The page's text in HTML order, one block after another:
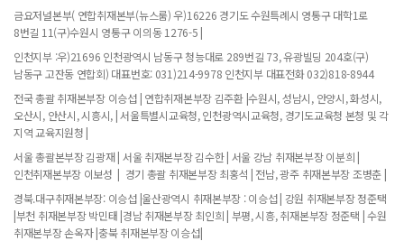
금요저널본부( 연합취재본부(뉴스룸) 우)16226 경기도 수원특례시 영통구 대학1로
8번길 11(구)수원시 영통구 이의동 1276-5 |
인천지부 :우)21696 인천광역시 남동구 청능대로 289번길 73, 유광빌딩 204호(구)
남동구 고잔동 연합회) 대표번호: 031)214-9978 인천지부 대표전화 032)818-8944
전국 총괄 취재본부장 이승섭 | 연합취재본부장 김주환 |수원시, 성남시, 안양시, 화성시,
오산시, 안산시, 시흥시, | 서울특별시교육청, 인천광역시교육청, 경기도교육청 본청 및 각
지역 교육지원청 |
서울 총괄본부장 김광재 | 서울 취재본부장 김수한 | 서울 강남 취재본부장 이분희 |
인천취재본부장 이보성 | 경기 총괄 취재본부장 최홍석 | 전남, 광주 취재본부장 조병춘 |
경북.대구취재본부장: 이승섭 |울산광역시 취재본부장 : 이승섭 | 강원 취재본부장 정준택
|부천 취재본부장 박민태 |경남 취재본부장 최인희 | 부평, 시흥, 취재본부장 정준택 | 수원
취재본부장 손옥자 |충북 취재본부장 이승섭|